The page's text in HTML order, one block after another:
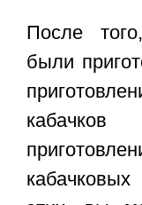
После
были